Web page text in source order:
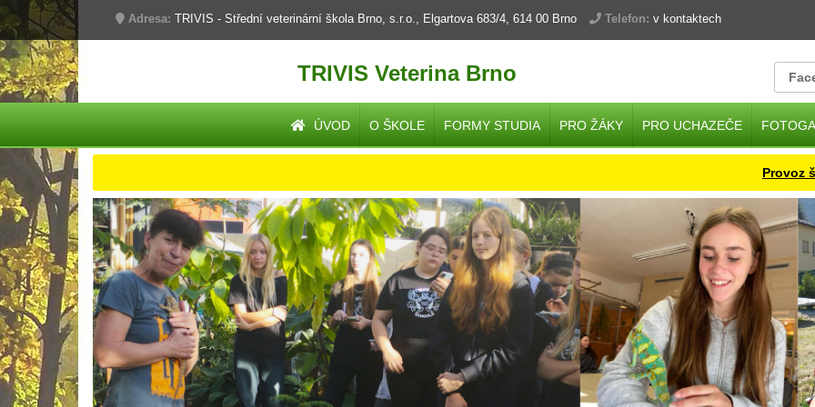
Adresa: TRIVIS - Střední veterinární škola Brno, s.r.o., Elgartova 683/4, 614 00 Brno Telefon: v kontaktech
TRIVIS Veterina Brno
ÚVOD O ŠKOLE FORMY STUDIA PRO ŽÁKY PRO UCHAZEČE
Provoz školy